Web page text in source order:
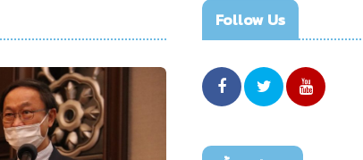
Follow Us